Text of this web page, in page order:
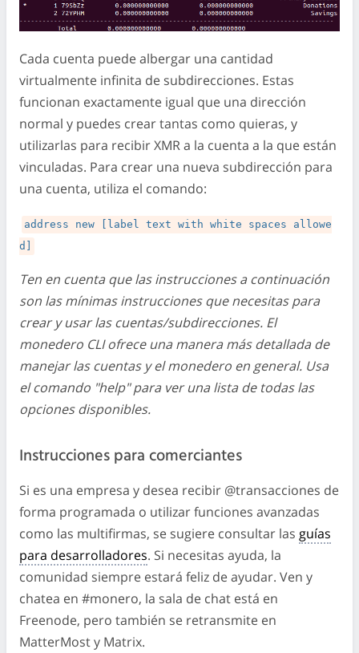
Cada cuenta puede albergar una cantidad
virtualmente infinita de subdirecciones. Estas
funcionan exactamente igual que una dirección
normal y puedes crear tantas como quieras, y
utilizarlas para recibir XMR a la cuenta a la que están
vinculadas. Para crear una nueva subdirección para
una cuenta, utiliza el comando:
address new [label text with white spaces allowe
d]
Ten en cuenta que las instrucciones a continuación
son las mínimas instrucciones que necesitas para
crear y usar las cuentas/subdirecciones. El
monedero CLI ofrece una manera más detallada de
manejar las cuentas y el monedero en general. Usa
el comando "help" para ver una lista de todas las
opciones disponibles.
Instrucciones para comerciantes
Si es una empresa y desea recibir @transacciones de
forma programada o utilizar funciones avanzadas
como las multifirmas, se sugiere consultar las guías
para desarrolladores. Si necesitas ayuda, la
comunidad siempre estará feliz de ayudar. Ven y
chatea en #monero, la sala de chat está en
Freenode, pero también se retransmite en
MatterMost y Matrix.